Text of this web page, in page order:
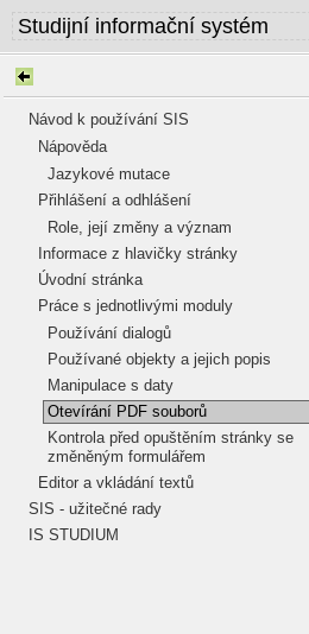
Návod k používání SIS
Nápověda
Jazykové mutace
Přihlášení a odhlášení
Role, její změny a význam
Informace z hlavičky stránky
Úvodní stránka
Práce s jednotlivými moduly
Používání dialogů
Používané objekty a jejich popis
Manipulace s daty
Otevírání PDF souborů
Kontrola před opuštěním stránky se
změněným formulářem
Editor a vkládání textů
SIS - užitečné rady
IS STUDIUM